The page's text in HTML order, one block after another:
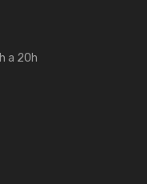
a 20h